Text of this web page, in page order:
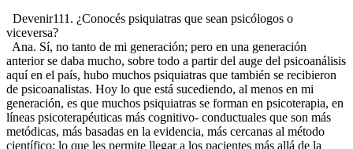
Devenir111. ¿Conocés psiquiatras que sean psicólogos o
viceversa?
Ana. Sí, no tanto de mi generación; pero en una generación
anterior se daba mucho, sobre todo a partir del auge del psicoanálisis
aquí en el país, hubo muchos psiquiatras que también se recibieron
de psicoanalistas. Hoy lo que está sucediendo, al menos en mi
generación, es que muchos psiquiatras se forman en psicoterapia, en
líneas psicoterapéuticas más cognitivo- conductuales que son más
metódicas, más basadas en la evidencia, más cercanas al método
científico; lo que les permite llegar a los pacientes más allá de la